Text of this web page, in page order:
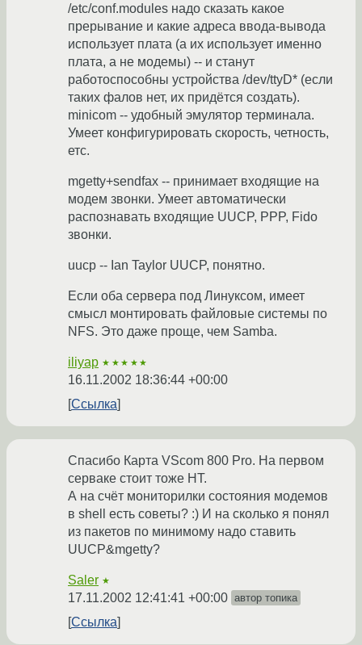
/etc/conf.modules надо сказать какое
прерывание и какие адреса ввода-вывода
использует плата (а их использует именно
плата, а не модемы) -- и станут
работоспособны устройства /dev/ttyD* (если
таких фалов нет, их придётся создать).
minicom -- удобный эмулятор терминала.
Умеет конфигурировать скорость, четность,
етс.
mgetty+sendfax -- принимает входящие на
модем звонки. Умеет автоматически
распознавать входящие UUCP, PPP, Fido
звонки.
uucp -- Ian Taylor UUCP, понятно.
Если оба сервера под Линуксом, имеет
смысл монтировать файловые системы по
NFS. Это даже проще, чем Samba.
iliyap ★★★★★
16.11.2002 18:36:44 +00:00
Ссылка
Спасибо Карта VScom 800 Pro. На первом
серваке стоит тоже НТ.
А на счёт мониторилки состояния модемов
в shell есть советы? :) И на сколько я понял
из пакетов по минимому надо ставить
UUCP&mgetty?
Saler ★
17.11.2002 12:41:41 +00:00 автор топика
Ссылка